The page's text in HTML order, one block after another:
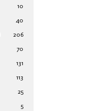
10
40
206
70
131
113
25
5